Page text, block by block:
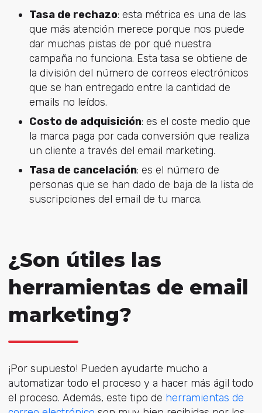
Tasa de rechazo: esta métrica es una de las
que más atención merece porque nos puede
dar muchas pistas de por qué nuestra
campaña no funciona. Esta tasa se obtiene de
la división del número de correos electrónicos
que se han entregado entre la cantidad de
emails no leídos.
Costo de adquisición: es el coste medio que
la marca paga por cada conversión que realiza
un cliente a través del email marketing.
Tasa de cancelación: es el número de
personas que se han dado de baja de la lista de
suscripciones del email de tu marca.
¿Son útiles las
herramientas de email
marketing?
¡Por supuesto! Pueden ayudarte mucho a
automatizar todo el proceso y a hacer más ágil todo
el proceso. Además, este tipo de herramientas de